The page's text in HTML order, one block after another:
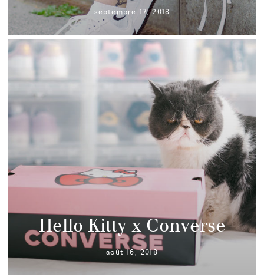
septembre 17, 2018
Hello Kitty x Converse
août 16, 2018